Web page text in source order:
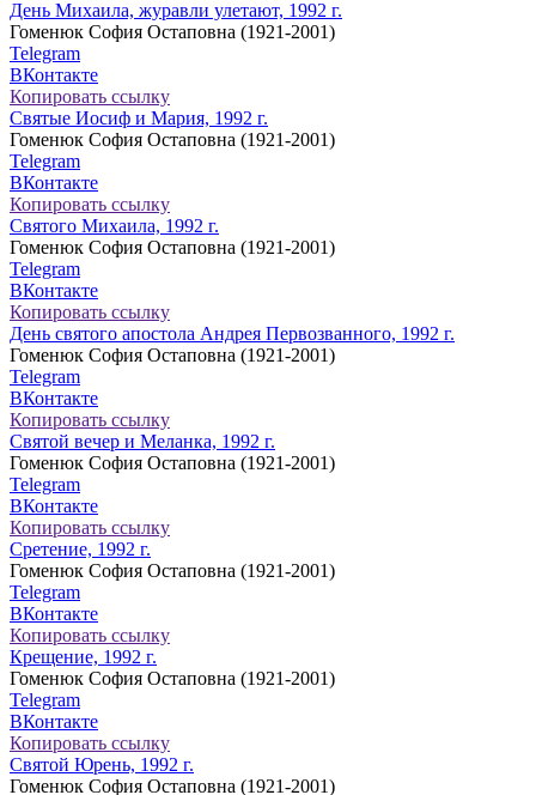
День Михаила, журавли улетают, 1992 г.
Гоменюк София Остаповна (1921-2001)
Telegram
ВКонтакте
Копировать ссылку
Святые Иосиф и Мария, 1992 г.
Гоменюк София Остаповна (1921-2001)
Telegram
ВКонтакте
Копировать ссылку
Святого Михаила, 1992 г.
Гоменюк София Остаповна (1921-2001)
Telegram
ВКонтакте
Копировать ссылку
День святого апостола Андрея Первозванного, 1992 г.
Гоменюк София Остаповна (1921-2001)
Telegram
ВКонтакте
Копировать ссылку
Святой вечер и Меланка, 1992 г.
Гоменюк София Остаповна (1921-2001)
Telegram
ВКонтакте
Копировать ссылку
Сретение, 1992 г.
Гоменюк София Остаповна (1921-2001)
Telegram
ВКонтакте
Копировать ссылку
Крещение, 1992 г.
Гоменюк София Остаповна (1921-2001)
Telegram
ВКонтакте
Копировать ссылку
Святой Юрень, 1992 г.
Гоменюк София Остаповна (1921-2001)